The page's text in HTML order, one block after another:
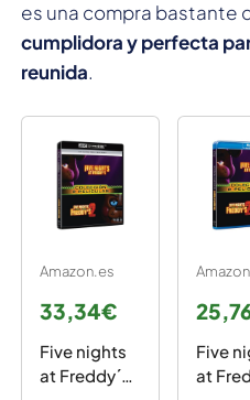
es una compra bastante
cumplidora y perfecta
reunida.
Amazon.es
33,34€
Five nights
at Freddy´s.
Five
at